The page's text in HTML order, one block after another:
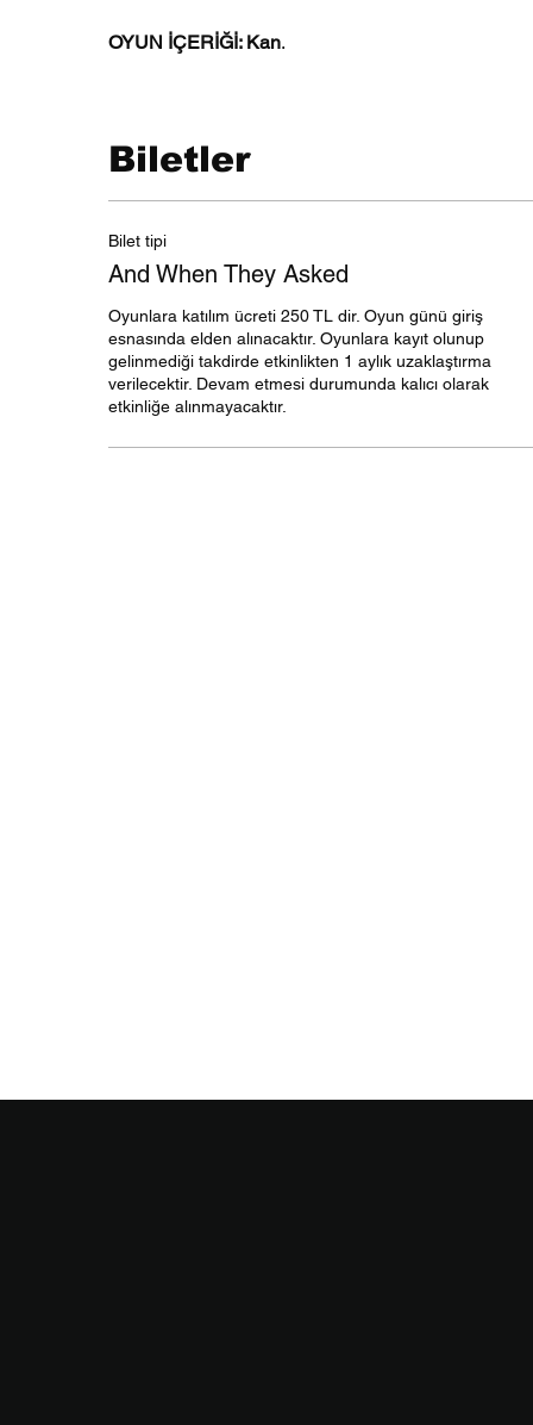
OYUN İÇERİĞİ: Kan.
Biletler
Bilet tipi
And When They Asked
Oyunlara katılım ücreti 250 TL dir. Oyun günü giriş
esnasında elden alınacaktır. Oyunlara kayıt olunup
gelinmediği takdirde etkinlikten 1 aylık uzaklaştırma
verilecektir. Devam etmesi durumunda kalıcı olarak
etkinliğe alınmayacaktır.